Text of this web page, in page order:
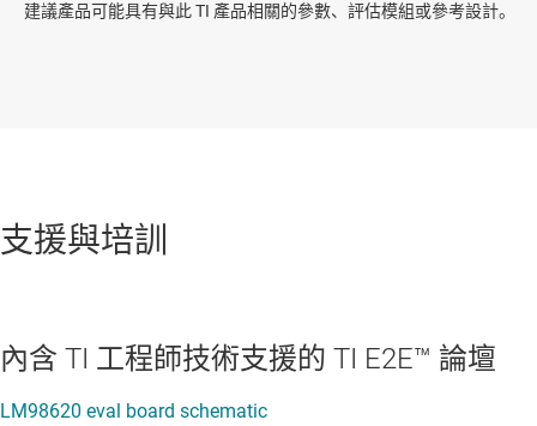
建議產品可能具有與此 TI 產品相關的參數、評估模組或參考設計。
支援與培訓
內含 TI 工程師技術支援的 TI E2E™ 論壇